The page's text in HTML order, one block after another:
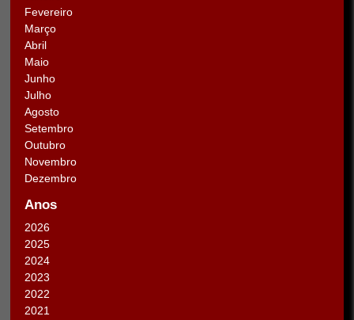
Fevereiro
Março
Abril
Maio
Junho
Julho
Agosto
Setembro
Outubro
Novembro
Dezembro
Anos
2026
2025
2024
2023
2022
2021